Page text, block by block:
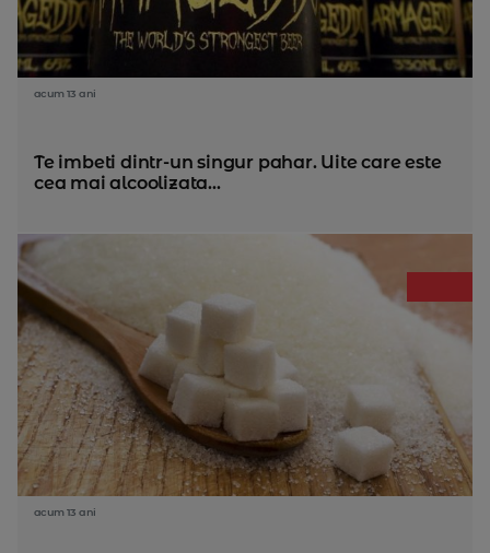
acum 13 ani
Te imbeti dintr-un singur pahar. Uite care este
cea mai alcoolizata...
acum 13 ani